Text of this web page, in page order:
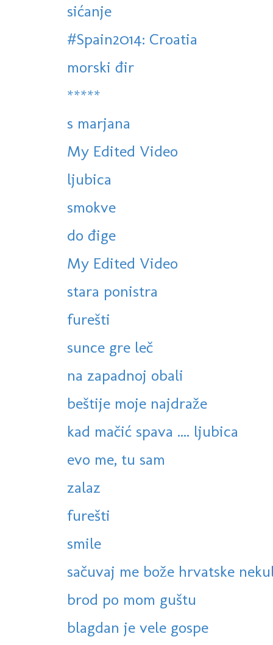
sićanje
#Spain2014: Croatia
morski đir
*****
s marjana
My Edited Video
ljubica
smokve
do đige
My Edited Video
stara ponistra
furešti
sunce gre leč
na zapadnoj obali
beštije moje najdraže
kad mačić spava .... ljubica
evo me, tu sam
zalaz
furešti
smile
sačuvaj me bože hrvatske
brod po mom guštu
blagdan je vele gospe